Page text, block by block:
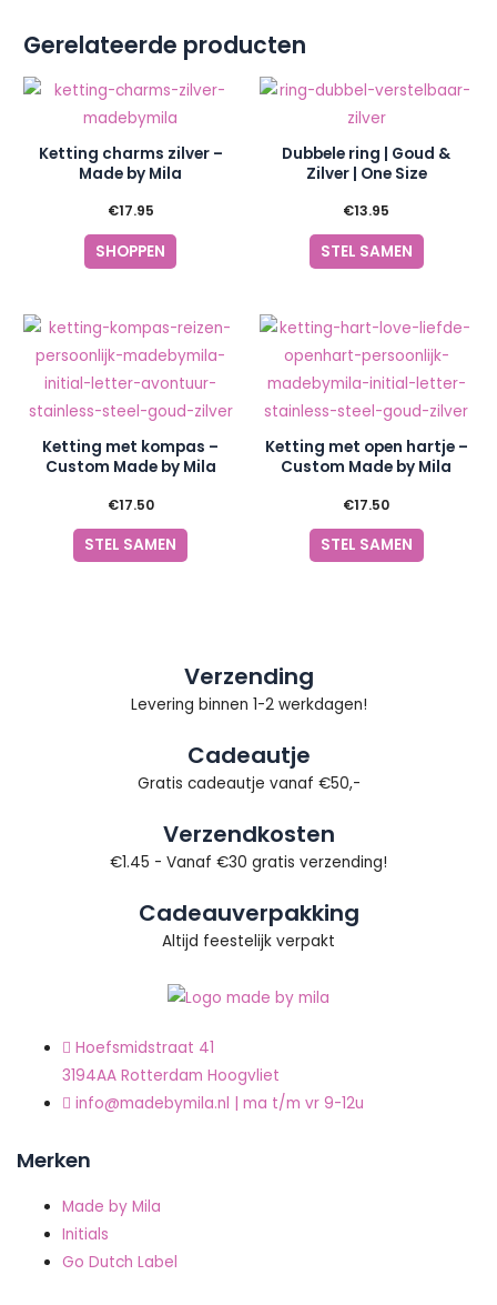
Gerelateerde producten
Ketting charms zilver –
Made by Mila
€17.95
SHOPPEN
Dubbele ring | Goud &
Zilver | One Size
€13.95
STEL SAMEN
Dit
heeft
worden
op
de
Ketting met kompas –
Custom Made by Mila
€17.50
STEL SAMEN
Dit
product
heeft
meerdere
variaties.
Deze
Ketting met open hartje –
Custom Made by Mila
€17.50
STEL SAMEN
Dit
product
heeft
variaties.
Deze
Verzending
Levering binnen 1-2 werkdagen!
Cadeautje
Gratis cadeautje vanaf €50,-
Verzendkosten
€1.45 - Vanaf €30 gratis verzending!
Cadeauverpakking
Altijd feestelijk verpakt
Hoefsmidstraat 41
3194AA Rotterdam Hoogvliet
info@madebymila.nl | ma t/m vr 9-12u
Merken
Made by Mila
Initials
Go Dutch Label